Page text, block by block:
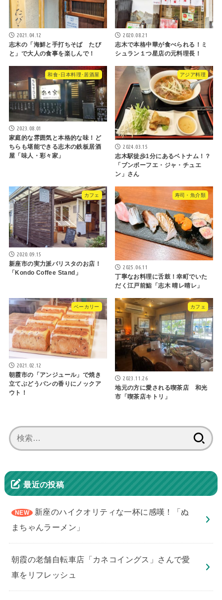
2021.04.12
志木の「海鮮と手打ちそば たび
と」で大人の食事を楽しんで！
2020.08.21
志木で本格中華が食べられる！ミ
シュラン１つ星店の元料理長！
和食･日本料理･居酒屋
2023.08.01
家庭的な雰囲気と本格的な味！ど
ちらも堪能できる志木の鉄板居酒
屋「味人・彩々家」
アジア料理
2024.03.15
志木駅徒歩1分にあるベトナム！？
「ブンボーフエ・ジャ・チュエ
ン」さん
カフェ
2020.09.15
新座市の実力派バリスタのお店！
「Kondo Coffee Stand」
寿司・魚介類
2025.06.11
丁寧なお料理に舌鼓！幸町でいた
だく江戸前鮨「志木 晴レ晴レ」
ベーカリー
2021.02.12
朝霞市の「アンジュール」で焼き
立てぶどうパンの香りにノックア
ウト！
カフェ
2023.11.26
地元の方に愛される喫茶店 和光
市「喫茶店キトリ」
索:
最近の投稿
新座のハイクオリティな一杯に感嘆！「ぬ
まちゃんラーメン」
朝霞の老舗自転車店「カネコイングス」さんで愛
車をリフレッシュ